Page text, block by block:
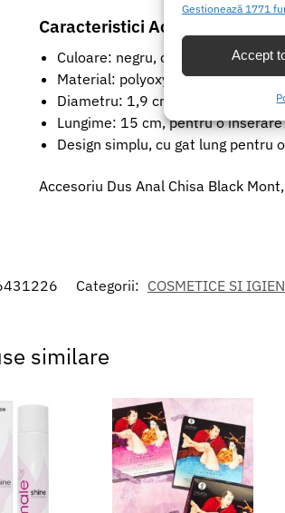
dispozitive,
baza
Asigurarea
Salvați și
Gestionează 1771
Accept
Caracteristici Accesoriu Dus
Culoare: negru, cu aspect sobru si
Material: polyoxymethylene,
Diametru: 1,9 cm, adaptat
Lungime: 15 cm, pentru o
Design simplu, cu gat lung pentru
Accesoriu Dus Anal Chisa Black
Categorii: COSMETICE SI
similare